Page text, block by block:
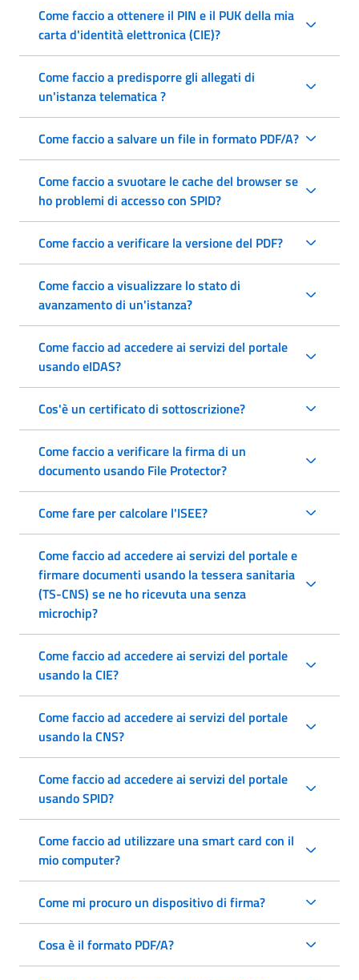
Come faccio a ottenere il PIN e il PUK della mia
carta d'identità elettronica (CIE)?
Come faccio a predisporre gli allegati di
un'istanza telematica ?
Come faccio a salvare un file in formato PDF/A?
Come faccio a svuotare le cache del browser se
ho problemi di accesso con SPID?
Come faccio a verificare la versione del PDF?
Come faccio a visualizzare lo stato di
avanzamento di un'istanza?
Come faccio ad accedere ai servizi del portale
usando eIDAS?
Cos'è un certificato di sottoscrizione?
Come faccio a verificare la firma di un
documento usando File Protector?
Come fare per calcolare l'ISEE?
Come faccio ad accedere ai servizi del portale e
firmare documenti usando la tessera sanitaria
(TS-CNS) se ne ho ricevuta una senza
microchip?
Come faccio ad accedere ai servizi del portale
usando la CIE?
Come faccio ad accedere ai servizi del portale
usando la CNS?
Come faccio ad accedere ai servizi del portale
usando SPID?
Come faccio ad utilizzare una smart card con il
mio computer?
Come mi procuro un dispositivo di firma?
Cosa è il formato PDF/A?